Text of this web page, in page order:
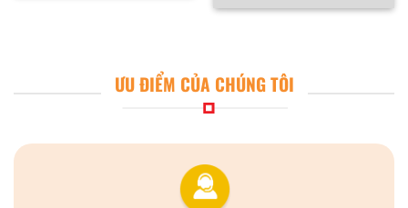
ƯU ĐIỂM CỦA CHÚNG TÔI